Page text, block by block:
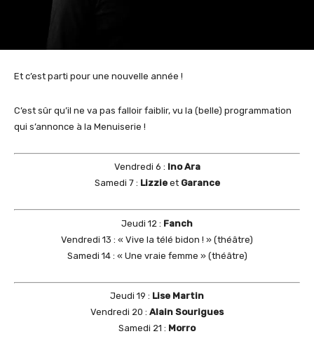
Et c’est parti pour une nouvelle année !
C’est sûr qu’il ne va pas falloir faiblir, vu la (belle) programmation
qui s’annonce à la Menuiserie !
Vendredi 6 : Ino Ara
Samedi 7 : Lizzieet Garance
Jeudi 12 : Fanch
Vendredi 13 : « Vive la télé bidon ! » (théâtre)
Samedi 14 : « Une vraie femme » (théâtre)
Jeudi 19 : Lise Martin
Vendredi 20 : Alain Sourigues
Samedi 21 : Morro